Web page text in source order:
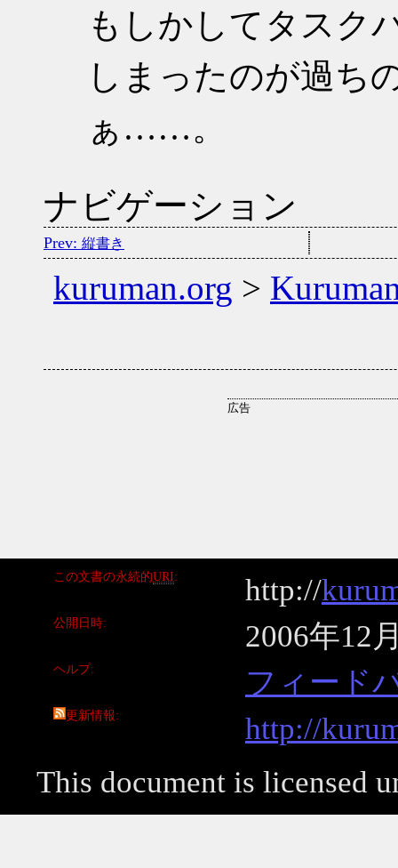
もしかしてタスク
しまったのが過ち
ぁ……。
ナビゲーション
縦書き
kuruman.org >
この文書の永続的URI http://
公開日時 2006年12
ヘルプ フィード
更新情報
http://
This document is licensed